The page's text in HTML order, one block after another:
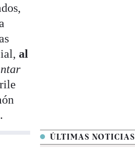
al
ÚLTIMAS NOTICIAS